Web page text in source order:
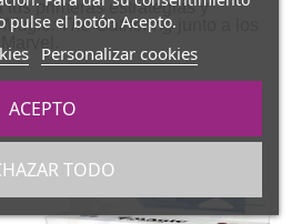
tus primeras estrategias y
Magic: The Gatheringjunto a los
pulse el botón Acepto.
Personalizar cookies
TODO
ACEPTO